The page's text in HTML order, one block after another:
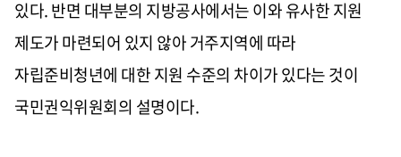
있다.반면 대부분의 지방공사에서는 이와 유사한 지원
제도가 마련되어 있지 않아 거주지역에 따라
자립준비청년에 대한 지원 수준의 차이가 있다는 것이
국민권익위원회의 설명이다.